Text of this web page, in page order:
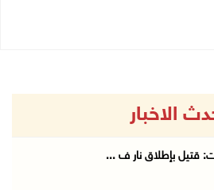
الاخبار
قتيل بإطلاق نار ف ...